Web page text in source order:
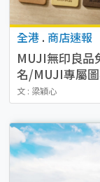
全港 . 商店速報
MUJI無印良品
名/MUJI專屬
貼紙
文 : 梁穎心